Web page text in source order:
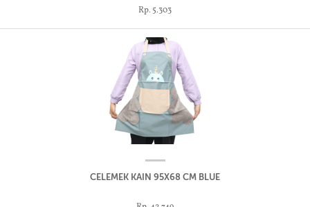
Rp. 5.303
CELEMEK KAIN 95X68 CM BLUE